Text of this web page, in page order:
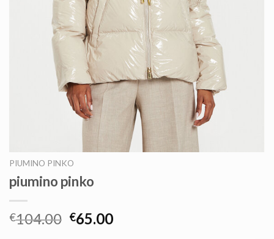
PIUMINO PINKO
piumino pinko
€104.00 €65.00